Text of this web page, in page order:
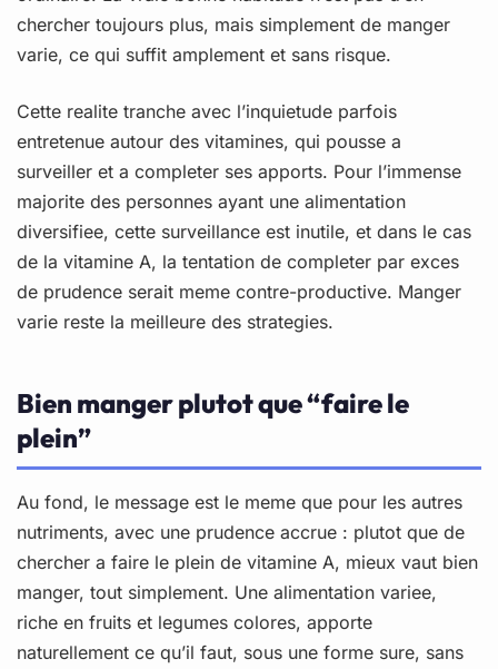
chercher toujours plus, mais simplement de manger
varie, ce qui suffit amplement et sans risque.
Cette realite tranche avec l’inquietude parfois
entretenue autour des vitamines, qui pousse a
surveiller et a completer ses apports. Pour l’immense
majorite des personnes ayant une alimentation
diversifiee, cette surveillance est inutile, et dans le cas
de la vitamine A, la tentation de completer par exces
de prudence serait meme contre-productive. Manger
varie reste la meilleure des strategies.
Bien manger plutot que “faire le
plein”
Au fond, le message est le meme que pour les autres
nutriments, avec une prudence accrue : plutot que de
chercher a faire le plein de vitamine A, mieux vaut bien
manger, tout simplement. Une alimentation variee,
riche en fruits et legumes colores, apporte
naturellement ce qu’il faut, sous une forme sure, sans